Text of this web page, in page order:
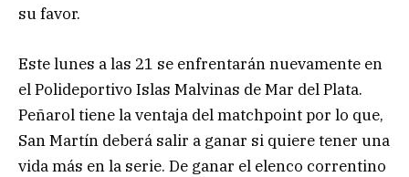
su favor.
Este lunes a las 21 se enfrentarán nuevamente en
el Polideportivo Islas Malvinas de Mar del Plata.
Peñarol tiene la ventaja del matchpoint por lo que,
San Martín deberá salir a ganar si quiere tener una
vida más en la serie. De ganar el elenco correntino